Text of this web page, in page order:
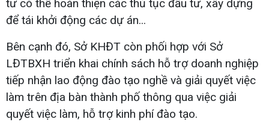
tư có thể hoàn thiện các thủ tục đầu tư, xây dựng
để tái khởi động các dự án...
Bên cạnh đó, Sở KHĐT còn phối hợp với Sở
LĐTBXH triển khai chính sách hỗ trợ doanh nghiệp
tiếp nhận lao động đào tạo nghề và giải quyết việc
làm trên địa bàn thành phố thông qua việc giải
quyết việc làm, hỗ trợ kinh phí đào tạo.